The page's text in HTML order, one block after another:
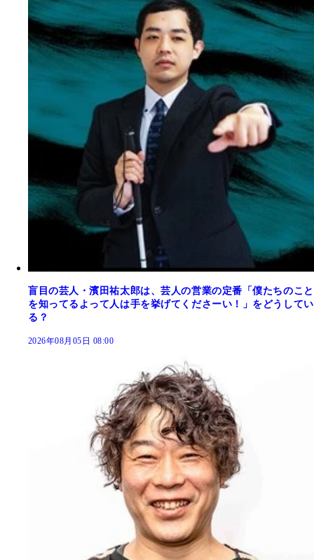
盲目の芸人・濱田祐太郎は、芸人の営業の定番「僕たちのこと
を知ってるよって人は手を挙げてくださーい！」をどうしてい
る？
2026年08月05日 08:00